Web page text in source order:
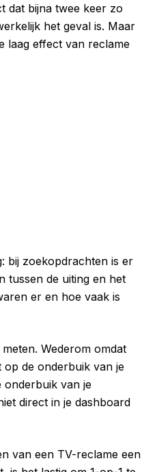
dat bijna twee keer zo
het geval is. Maar
laag effect van reclame
bij zoekopdrachten is er
tussen de uiting en het
er en hoe vaak is
Wederom omdat
de onderbuik van je
onderbuik van je
direct in je dashboard
van een TV-reclame een